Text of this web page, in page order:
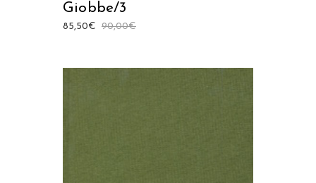
Giobbe/3
90,00€
85,50€